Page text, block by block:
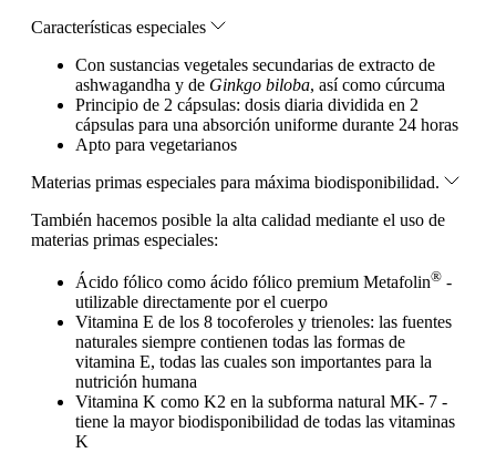
Características especiales
Con sustancias vegetales secundarias de extracto de
ashwagandha y de Ginkgo biloba, así como cúrcuma
Principio de 2 cápsulas: dosis diaria dividida en 2
cápsulas para una absorción uniforme durante 24 horas
Apto para vegetarianos
Materias primas especiales para máxima biodisponibilidad.
También hacemos posible la alta calidad mediante el uso de
materias primas especiales:
Ácido fólico como ácido fólico premium Metafolin® -
utilizable directamente por el cuerpo
Vitamina E de los 8 tocoferoles y trienoles: las fuentes
naturales siempre contienen todas las formas de
vitamina E, todas las cuales son importantes para la
nutrición humana
Vitamina K como K2 en la subforma natural MK- 7 -
tiene la mayor biodisponibilidad de todas las vitaminas
K